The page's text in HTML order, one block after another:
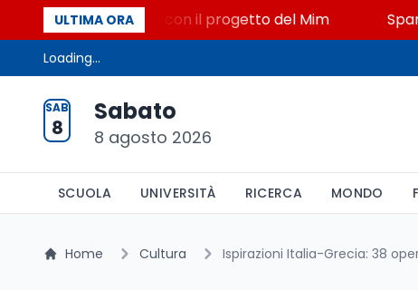
ULTIMA ORA
STEM a Lerici con il progetto del Mim
Loading...
SAB
8
Sabato
8 agosto 2026
SCUOLA UNIVERSITÀ RICERCA MONDO
Home Cultura